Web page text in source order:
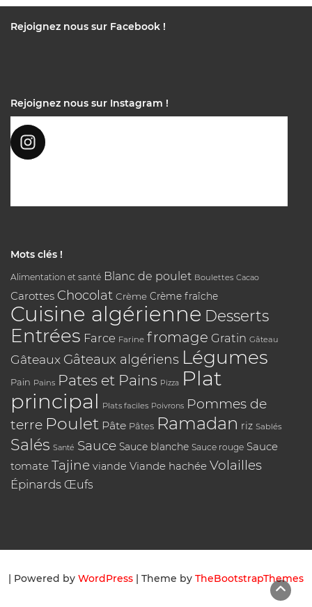
Rejoignez nous sur Facebook !
Rejoignez nous sur Instagram !
Mots clés !
Alimentation et santé Blanc de poulet Boulettes Cacao
Carottes Chocolat Crème Crème fraîche
Cuisine algérienne Desserts
Entrées Farce Farine fromage Gratin Gâteau
Gâteaux Gâteaux algériens Légumes
Pain Pains Pates et Pains Pizza Plat
principal Plats faciles Poivrons Pommes de
terre Poulet Pâte Pâtes Ramadan riz Sablés
Salés Santé Sauce Sauce blanche Sauce rouge Sauce
tomate Tajine viande Viande hachée Volailles
Épinards Œufs
| Powered by WordPress | Theme by TheBootstrapThemes